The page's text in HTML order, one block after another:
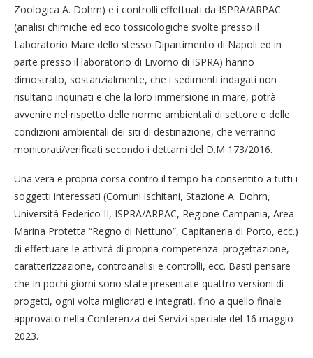
Zoologica A. Dohrn) e i controlli effettuati da ISPRA/ARPAC
(analisi chimiche ed eco tossicologiche svolte presso il
Laboratorio Mare dello stesso Dipartimento di Napoli ed in
parte presso il laboratorio di Livorno di ISPRA) hanno
dimostrato, sostanzialmente, che i sedimenti indagati non
risultano inquinati e che la loro immersione in mare, potrà
avvenire nel rispetto delle norme ambientali di settore e delle
condizioni ambientali dei siti di destinazione, che verranno
monitorati/verificati secondo i dettami del D.M 173/2016.
Una vera e propria corsa contro il tempo ha consentito a tutti i
soggetti interessati (Comuni ischitani, Stazione A. Dohrn,
Università Federico II, ISPRA/ARPAC, Regione Campania, Area
Marina Protetta “Regno di Nettuno”, Capitaneria di Porto, ecc.)
di effettuare le attività di propria competenza: progettazione,
caratterizzazione, controanalisi e controlli, ecc. Basti pensare
che in pochi giorni sono state presentate quattro versioni di
progetti, ogni volta migliorati e integrati, fino a quello finale
approvato nella Conferenza dei Servizi speciale del 16 maggio
2023.